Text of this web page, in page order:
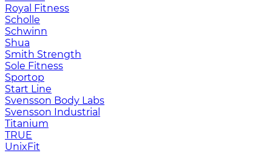
Royal Fitness
Scholle
Schwinn
Shua
Smith Strength
Sole Fitness
Sportop
Start Line
Svensson Body Labs
Svensson Industrial
Titanium
TRUE
UnixFit